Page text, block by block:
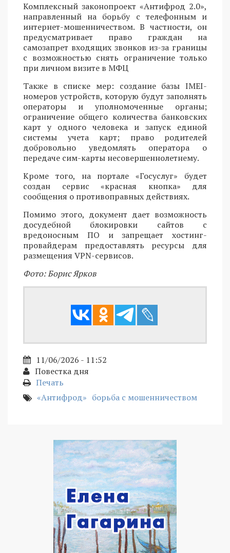
Комплексный законопроект «Антифрод 2.0»,
направленный на борьбу с телефонным и
интернет-мошенничеством. В частности, он
предусматривает право граждан на
самозапрет входящих звонков из-за границы
с возможностью снять ограничение только
при личном визите в МФЦ
Также в списке мер: создание базы IMEI-
номеров устройств, которую будут заполнять
операторы и уполномоченные органы;
ограничение общего количества банковских
карт у одного человека и запуск единой
системы учета карт; право родителей
добровольно уведомлять оператора о
передаче сим-карты несовершеннолетнему.
Кроме того, на портале «Госуслуг» будет
создан сервис «красная кнопка» для
сообщения о противоправных действиях.
Помимо этого, документ дает возможность
досудебной блокировки сайтов с
вредоносным ПО и запрещает хостинг-
провайдерам предоставлять ресурсы для
размещения VPN-сервисов.
Фото: Борис Ярков
11/06/2026 - 11:52
Повестка дня
Печать
«Антифрод» борьба с мошенничеством